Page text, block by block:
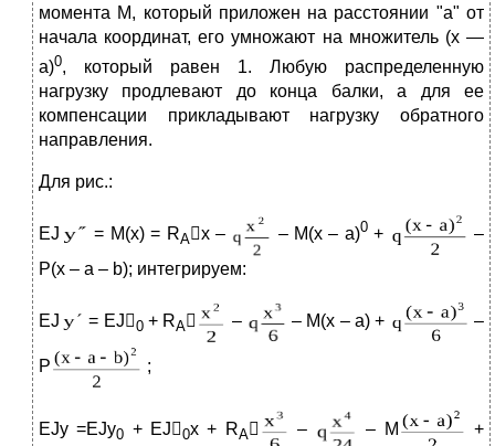
момента М, который приложен на расстоянии "а" от
начала координат, его умножают на множитель (х —
а)0, который равен 1. Любую распределенную
нагрузку продлевают до конца балки, а для ее
компенсации прикладывают нагрузку обратного
направления.
Для рис.:
EJ = M(x) = RAx – – M(x – a)0+
–
P(x – a – b); интегрируем:
EJ = EJ0+ RA – – M(x – a) + –
P ;
EJy =EJy0 + EJ0x + RA – – M +